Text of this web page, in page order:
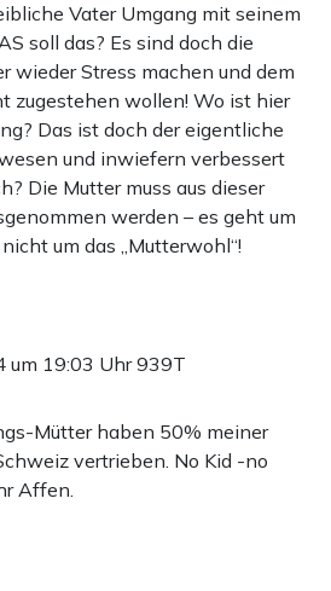
Vater Umgang mit seinem
soll das? Es sind doch die
wieder Stress machen und dem
zugestehen wollen! Wo ist hier
Das ist doch der eigentliche
und inwiefern verbessert
Die Mutter muss aus dieser
werden – es geht um
um das „Mutterwohl“!
um 19:03 Uhr939T
Mütter haben 50% meiner
vertrieben. No Kid -no
Affen.